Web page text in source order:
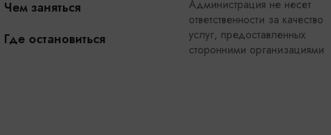
Чем заняться
Где остановиться
Администрация не несет
ответственности за качество
услуг, предоставленных
сторонними организациями